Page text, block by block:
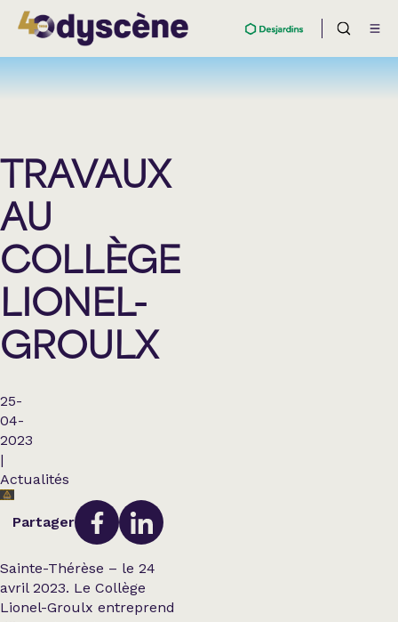
TRAVAUX
AU
COLLÈGE
LIONEL-
GROULX
25-
04-
2023
|
Actualités
Partager
Sainte-Thérèse – le 24
avril 2023. Le Collège
Lionel-Groulx entreprend